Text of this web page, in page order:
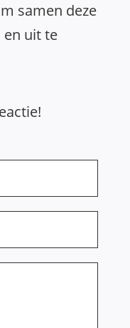
samen deze
en uit te